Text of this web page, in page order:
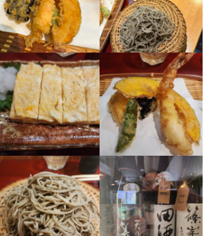
3-80 ダイシンマンシヨン 1F
3-80 ダイシンマンシヨン 1F